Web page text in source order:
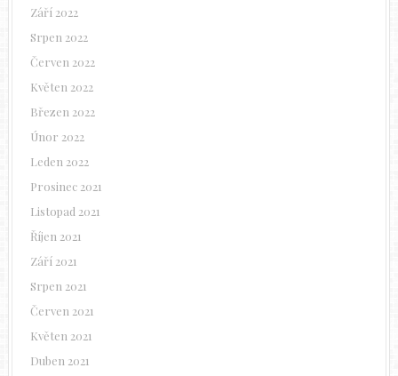
Září 2022
Srpen 2022
Červen 2022
Květen 2022
Březen 2022
Únor 2022
Leden 2022
Prosinec 2021
Listopad 2021
Říjen 2021
Září 2021
Srpen 2021
Červen 2021
Květen 2021
Duben 2021